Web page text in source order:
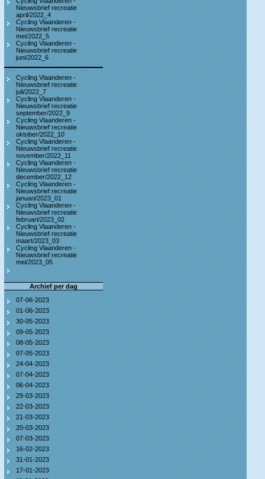
Nieuwsbrief recreatie
april/2022_4
Cycling Vlaanderen -
Nieuwsbrief recreatie
mei/2022_5
Cycling Vlaanderen -
Nieuwsbrief recreatie
juni/2022_6
Cycling Vlaanderen -
Nieuwsbrief recreatie
juli/2022_7
Cycling Vlaanderen -
Nieuwsbrief recreatie
september/2022_9
Cycling Vlaanderen -
Nieuwsbrief recreatie
oktober/2022_10
Cycling Vlaanderen -
Nieuwsbrief recreatie
november/2022_11
Cycling Vlaanderen -
Nieuwsbrief recreatie
december/2022_12
Cycling Vlaanderen -
Nieuwsbrief recreatie
januari/2023_01
Cycling Vlaanderen -
Nieuwsbrief recreatie
februari/2023_02
Cycling Vlaanderen -
Nieuwsbrief recreatie
maart/2023_03
Cycling Vlaanderen -
Nieuwsbrief recreatie
mei/2023_05
Archief per dag
07-06-2023
01-06-2023
30-05-2023
09-05-2023
08-05-2023
07-05-2023
24-04-2023
07-04-2023
06-04-2023
29-03-2023
22-03-2023
21-03-2023
20-03-2023
07-03-2023
16-02-2023
31-01-2023
17-01-2023